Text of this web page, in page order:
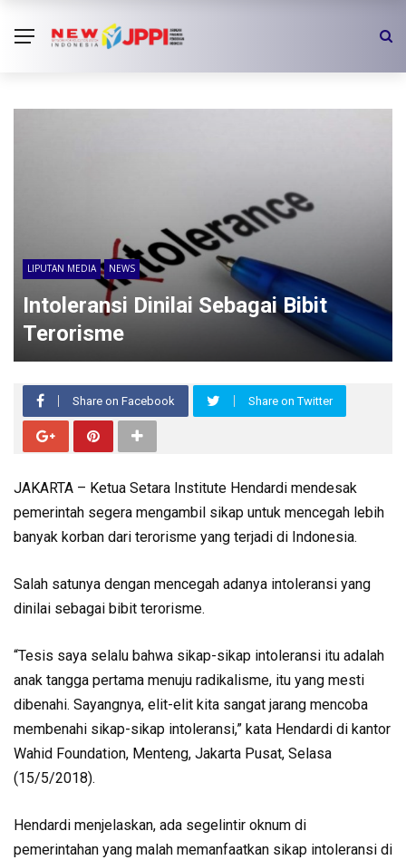
LIPUTAN MEDIA NEWS
Intoleransi Dinilai Sebagai Bibit
Terorisme
Share on Facebook Share on Twitter
JAKARTA – Ketua Setara Institute Hendardi mendesak
pemerintah segera mengambil sikap untuk mencegah lebih
banyak korban dari terorisme yang terjadi di Indonesia.
Salah satunya dengan mencegah adanya intoleransi yang
dinilai sebagai bibit terorisme.
“Tesis saya selalu bahwa sikap-sikap intoleransi itu adalah
anak tangga pertama menuju radikalisme, itu yang mesti
dibenahi. Sayangnya, elit-elit kita sangat jarang mencoba
membenahi sikap-sikap intoleransi,” kata Hendardi di kantor
Wahid Foundation, Menteng, Jakarta Pusat, Selasa
(15/5/2018).
Hendardi menjelaskan, ada segelintir oknum di
pemerintahan yang malah memanfaatkan sikap intoleransi di